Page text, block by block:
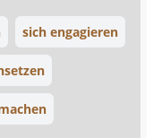
sich engagieren